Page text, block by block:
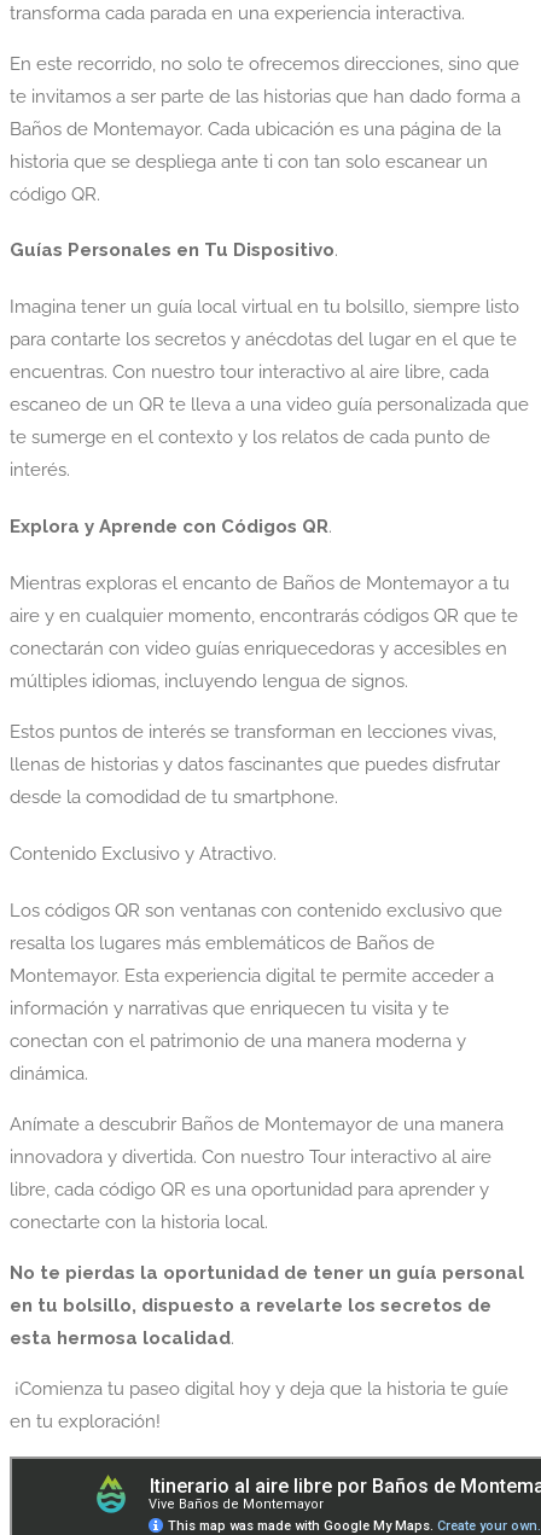
transforma cada parada en una experiencia interactiva.
En este recorrido, no solo te ofrecemos direcciones, sino que
te invitamos a ser parte de las historias que han dado forma a
Baños de Montemayor. Cada ubicación es una página de la
historia que se despliega ante ti con tan solo escanear un
código QR.
Guías Personales en Tu Dispositivo.
Imagina tener un guía local virtual en tu bolsillo, siempre listo
para contarte los secretos y anécdotas del lugar en el que te
encuentras. Con nuestro tour interactivo al aire libre, cada
escaneo de un QR te lleva a una video guía personalizada que
te sumerge en el contexto y los relatos de cada punto de
interés.
Explora y Aprende con Códigos QR.
Mientras exploras el encanto de Baños de Montemayor a tu
aire y en cualquier momento, encontrarás códigos QR que te
conectarán con video guías enriquecedoras y accesibles en
múltiples idiomas, incluyendo lengua de signos.
Estos puntos de interés se transforman en lecciones vivas,
llenas de historias y datos fascinantes que puedes disfrutar
desde la comodidad de tu smartphone.
Contenido Exclusivo y Atractivo.
Los códigos QR son ventanas con contenido exclusivo que
resalta los lugares más emblemáticos de Baños de
Montemayor. Esta experiencia digital te permite acceder a
información y narrativas que enriquecen tu visita y te
conectan con el patrimonio de una manera moderna y
dinámica.
Anímate a descubrir Baños de Montemayor de una manera
innovadora y divertida. Con nuestro Tour interactivo al aire
libre, cada código QR es una oportunidad para aprender y
conectarte con la historia local.
No te pierdas la oportunidad de tener un guía personal
en tu bolsillo, dispuesto a revelarte los secretos de
esta hermosa localidad.
¡Comienza tu paseo digital hoy y deja que la historia te guíe
en tu exploración!